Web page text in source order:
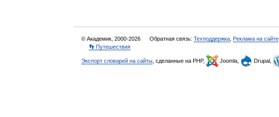
© Академик, 2000-2026 Обратная связь: Техподдержка Реклама на сайте
👣 Путешествия
Экспорт словарей на сайты , сделанные на PHP, Joomla, Drupal,